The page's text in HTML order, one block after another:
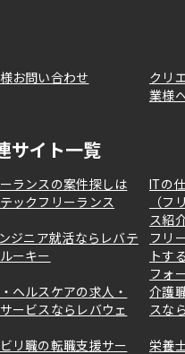
お問い合わせ
クリ
業様
サイト一覧
ランスの案件探しは
ックフリーランス
ITの
（フ
ス紹
ジニア就活ならレバテ
ーキー
フリ
トす
フォ
ヘルスケアの求人・
ービスならレバウェ
介護
スな
リ職の転職支援サー
栄養